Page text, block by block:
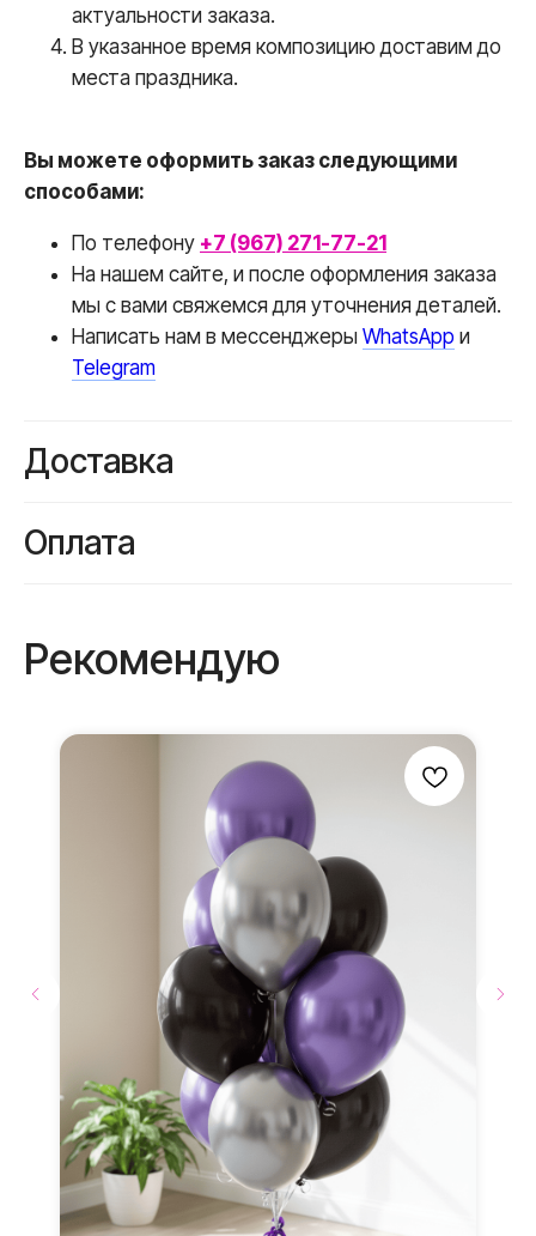
актуальности заказа.
В указанное время композицию доставим до
места праздника.
Вы можете оформить заказ следующими
способами:
По телефону +7 (967) 271-77-21
На нашем сайте, и после оформления заказа
мы с вами свяжемся для уточнения деталей.
Написать нам в месcенджеры WhatsApp и
Telegram
Доставка
Оплата
Рекомендую
получите
Ваши воздушные шары
защищены во время
Транспортировочный
пакет в подарок
Доставка
по г. Видное, г. Домодедово и
г.Москва.
Доставка до места
мероприятия
Мы дополняем каждую
композицию маленькими
элементами в подарок
Бантики и атласные